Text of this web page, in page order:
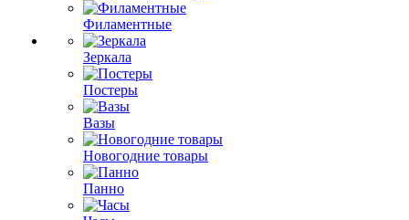
Филаментные
Зеркала
Постеры
Вазы
Новогодние товары
Панно